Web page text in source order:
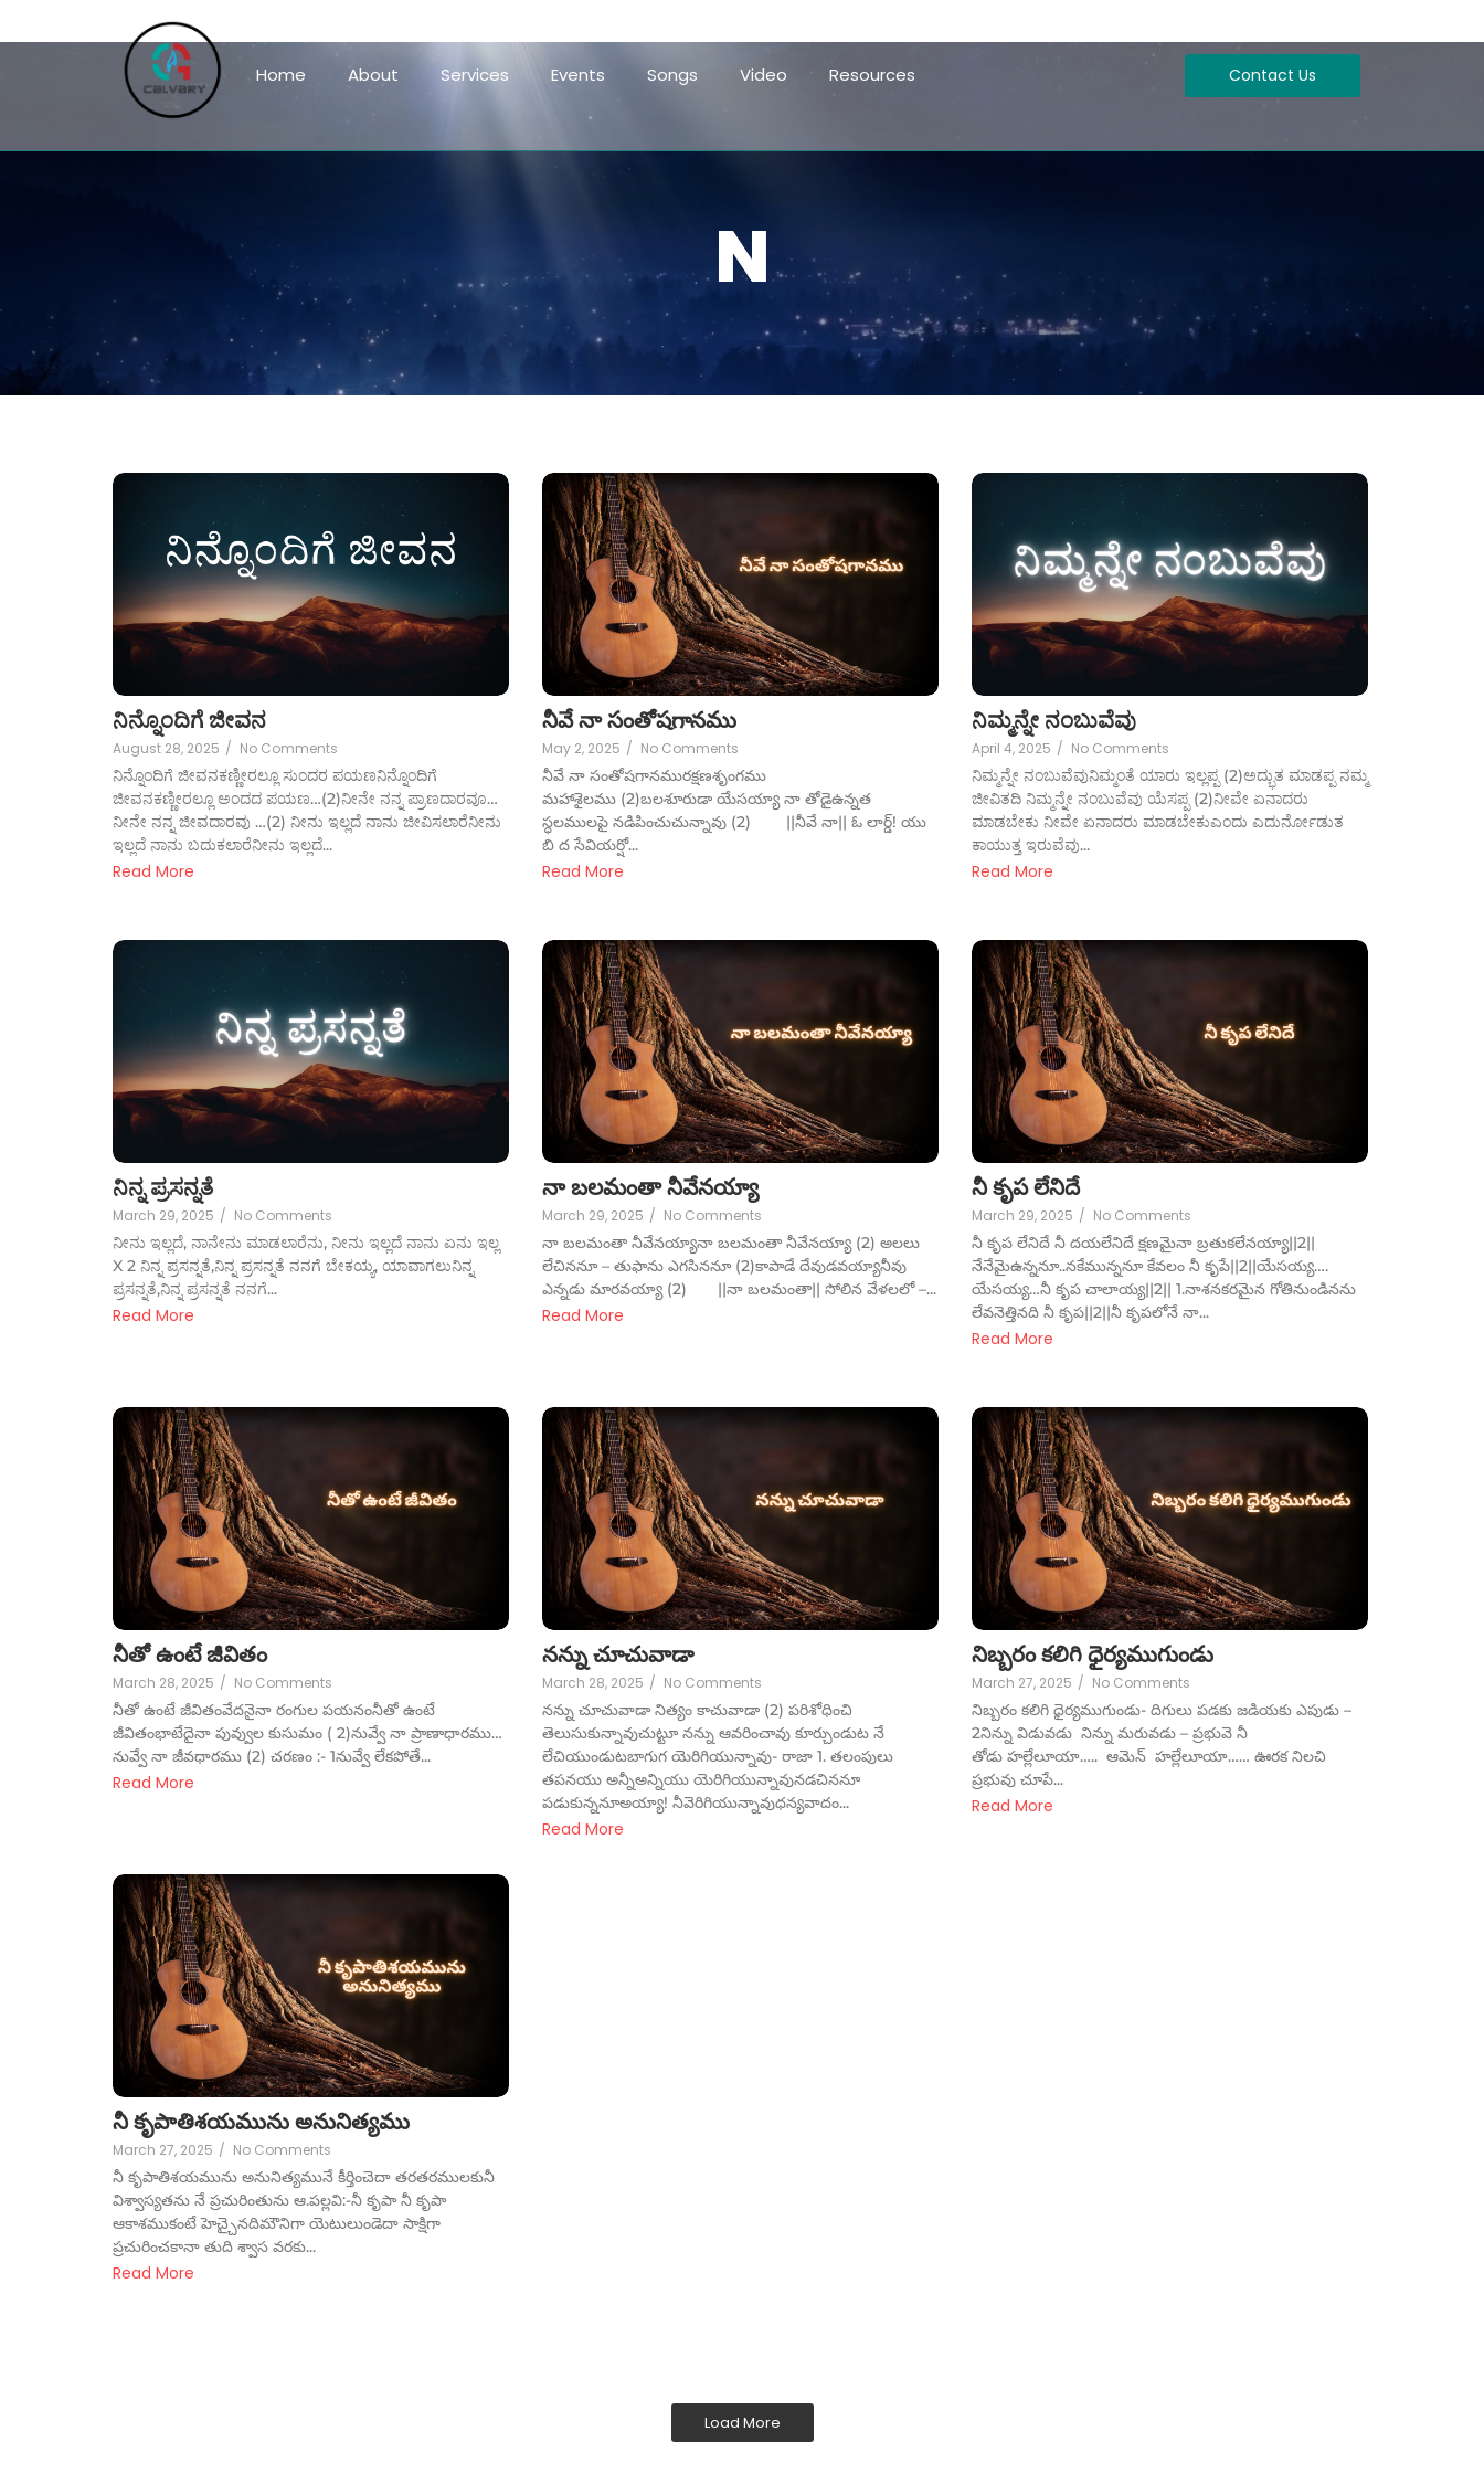
Home About Services Events Songs Video Resources Contact Us
N
ನಿನ್ನೊಂದಿಗೆ ಜೀವನ
August 28, 2025 / No Comments
ನಿನ್ನೊಂದಿಗೆ ಜೀವನಕಣ್ಣೀರಲ್ಲೂ ಸುಂದರ ಪಯಣನಿನ್ನೊಂದಿಗೆ
ಜೀವನಕಣ್ಣೀರಲ್ಲೂ ಅಂದದ ಪಯಣ…(2)ನೀನೇ ನನ್ನ ಪ್ರಾಣದಾರವೂ…
ನೀನೇ ನನ್ನ ಜೀವದಾರವು …(2) ನೀನು ಇಲ್ಲದೆ ನಾನು ಜೀವಿಸಲಾರೆನೀನು
ಇಲ್ಲದೆ ನಾನು ಬದುಕಲಾರೆನೀನು ಇಲ್ಲದೆ...
Read More
నీవే నా సంతోషగానము
May 2, 2025 / No Comments
నీవే నా సంతోషగానమురక్షణశృంగము
మహాశైలము (2)బలశూరుడా యేసయ్యా నా తోడైఉన్నత
స్ధలములపై నడిపించుచున్నావు (2) ||నీవే నా|| ఓ లార్డ్! యు
బి ద సేవియర్షో...
Read More
ನಿಮ್ಮನ್ನೇ ನಂಬುವೆವು
April 4, 2025 / No Comments
ನಿಮ್ಮನ್ನೇ ನಂಬುವೆವುನಿಮ್ಮಂತೆ ಯಾರು ಇಲ್ಲಪ್ಪ (2)ಅದ್ಭುತ ಮಾಡಪ್ಪ ನಮ್ಮ
ಜೀವಿತದಿ ನಿಮ್ಮನ್ನೇ ನಂಬುವೆವು ಯೆಸಪ್ಪ (2)ನೀವೇ ಏನಾದರು
ಮಾಡಬೇಕು ನೀವೇ ಏನಾದರು ಮಾಡಬೇಕುಎಂದು ಎದುರ್ನೋಡುತ
ಕಾಯುತ್ತ ಇರುವೆವು...
Read More
ನಿನ್ನ ಪ್ರಸನ್ನತೆ
March 29, 2025 / No Comments
ನೀನು ಇಲ್ಲದೆ, ನಾನೇನು ಮಾಡಲಾರೆನು, ನೀನು ಇಲ್ಲದೆ ನಾನು ಏನು ಇಲ್ಲ
X 2 ನಿನ್ನ ಪ್ರಸನ್ನತೆ,ನಿನ್ನ ಪ್ರಸನ್ನತೆ ನನಗೆ ಬೇಕಯ್ಯ, ಯಾವಾಗಲುನಿನ್ನ
ಪ್ರಸನ್ನತೆ,ನಿನ್ನ ಪ್ರಸನ್ನತೆ ನನಗೆ...
Read More
నా బలమంతా నీవేనయ్యా
March 29, 2025 / No Comments
నా బలమంతా నీవేనయ్యానా బలమంతా నీవేనయ్యా (2) అలలు
లేచిననూ – తుఫాను ఎగసిననూ (2)కాపాడే దేవుడవయ్యానీవు
ఎన్నడు మారవయ్యా (2) ||నా బలమంతా|| సోలిన వేళలలో –...
Read More
నీ కృప లేనిదే
March 29, 2025 / No Comments
నీ కృప లేనిదే నీ దయలేనిదే క్షణమైనా బ్రతుకలేనయ్యా||2||
నేనేమైఉన్ననూ..నకేమున్ననూ కేవలం నీ కృపే||2||యేసయ్య….
యేసయ్య…నీ కృప చాలాయ్య||2|| 1.నాశనకరమైన గోతినుండినను
లేవనెత్తినది నీ కృప||2||నీ కృపలోనే నా...
Read More
నీతో ఉంటే జీవితం
March 28, 2025 / No Comments
నీతో ఉంటే జీవితంవేదనైనా రంగుల పయనంనీతో ఉంటే
జీవితంభాటేదైనా పువ్వుల కుసుమం ( 2)నువ్వే నా ప్రాణాధారము…
నువ్వే నా జీవధారము (2) చరణం :- 1నువ్వే లేకపోతే...
Read More
నన్ను చూచువాడా
March 28, 2025 / No Comments
నన్ను చూచువాడా నిత్యం కాచువాడా (2) పరిశోధించి
తెలుసుకున్నావుచుట్టూ నన్ను ఆవరించావు కూర్చుండుట నే
లేచియుండుటబాగుగ యెరిగియున్నావు- రాజా 1. తలంపులు
తపనయు అన్నీఅన్నియు యెరిగియున్నావునడచిననూ
పడుకున్ననూఅయ్యా! నీవెరిగియున్నావుధన్యవాదం...
Read More
నిబ్బరం కలిగి ధైర్యముగుండు
March 27, 2025 / No Comments
నిబ్బరం కలిగి ధైర్యముగుండు- దిగులు పడకు జడియకు ఎపుడు –
2నిన్ను విడువడు నిన్ను మరువడు – ప్రభువె నీ
తోడు హల్లేలూయా….. ఆమెన్ హల్లేలూయా…… ఊరక నిలచి
ప్రభువు చూపే...
Read More
నీ కృపాతిశయమును అనునిత్యము
March 27, 2025 / No Comments
నీ కృపాతిశయమును అనునిత్యమునే కీర్తించెదా తరతరములకునీ
విశ్వాస్యతను నే ప్రచురింతును ఆ.పల్లవి:-నీ కృపా నీ కృపా
ఆకాశముకంటే హెచ్చైనదిమౌనిగా యెటులుండెదా సాక్షిగా
ప్రచురించకానా తుది శ్వాస వరకు...
Read More
Load More